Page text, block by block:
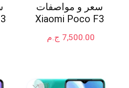
سعر و مواصفات
Xiaomi Poco F3
ج.م 7,500.00